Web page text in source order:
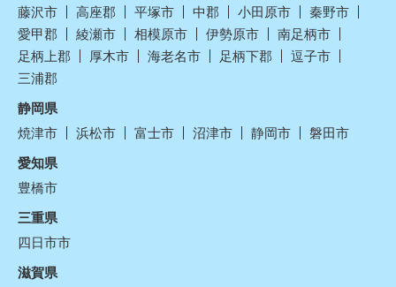
藤沢市
高座郡 平塚市 中郡 小田原市
秦野市
愛甲郡
綾瀬市 相模原市 伊勢原市
南足柄市
足柄上郡
厚木市 海老名市 足柄下郡
逗子市
三浦郡
静岡県
焼津市
浜松市 富士市 沼津市 静岡市
磐田市
愛知県
豊橋市
三重県
四日市市
滋賀県